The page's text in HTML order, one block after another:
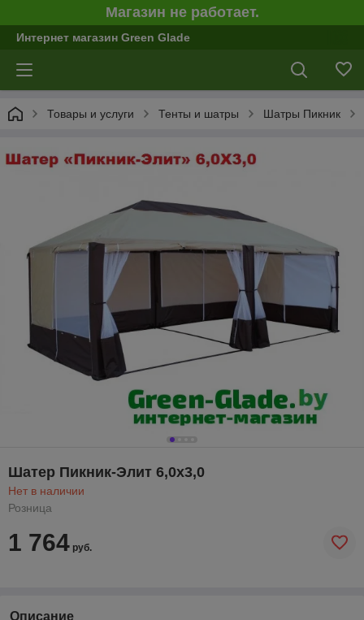
Магазин не работает.
Интернет магазин Green Glade
Товары и услуги Тенты и шатры Шатры Пикник
Шатер Пикник-Элит 6,0х3,0
Нет в наличии
Розница
1 764 руб.
Описание